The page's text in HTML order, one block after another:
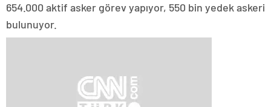
654.000 aktif asker görev yapıyor, 550 bin yedek askeri
bulunuyor.